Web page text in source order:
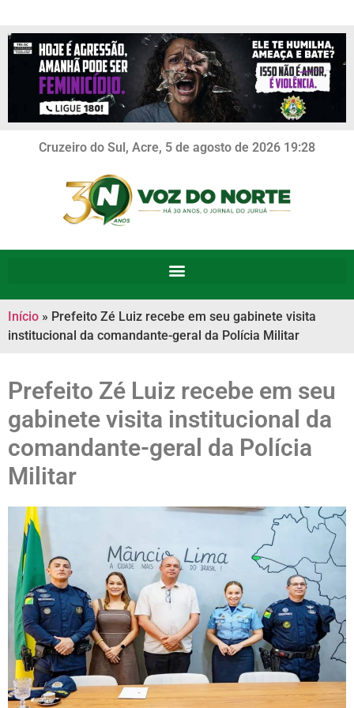
Cruzeiro do Sul, Acre, 5 de agosto de 2026 19:28
Início » Prefeito Zé Luiz recebe em seu gabinete visita
institucional da comandante-geral da Polícia Militar
Prefeito Zé Luiz recebe em seu
gabinete visita institucional da
comandante-geral da Polícia
Militar